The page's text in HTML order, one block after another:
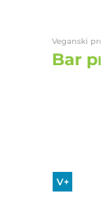
Veganski
Bar
V+